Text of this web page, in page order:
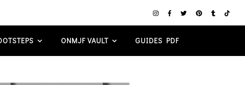
ONMJF VAULT GUIDES PDF